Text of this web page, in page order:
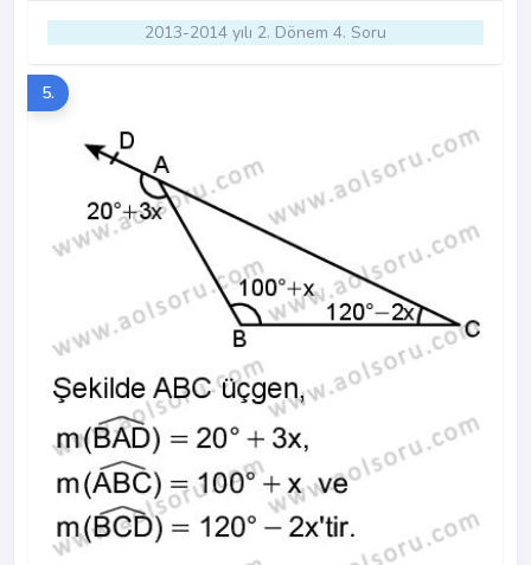
2013-2014 yılı 2. Dönem 4. Soru
5.